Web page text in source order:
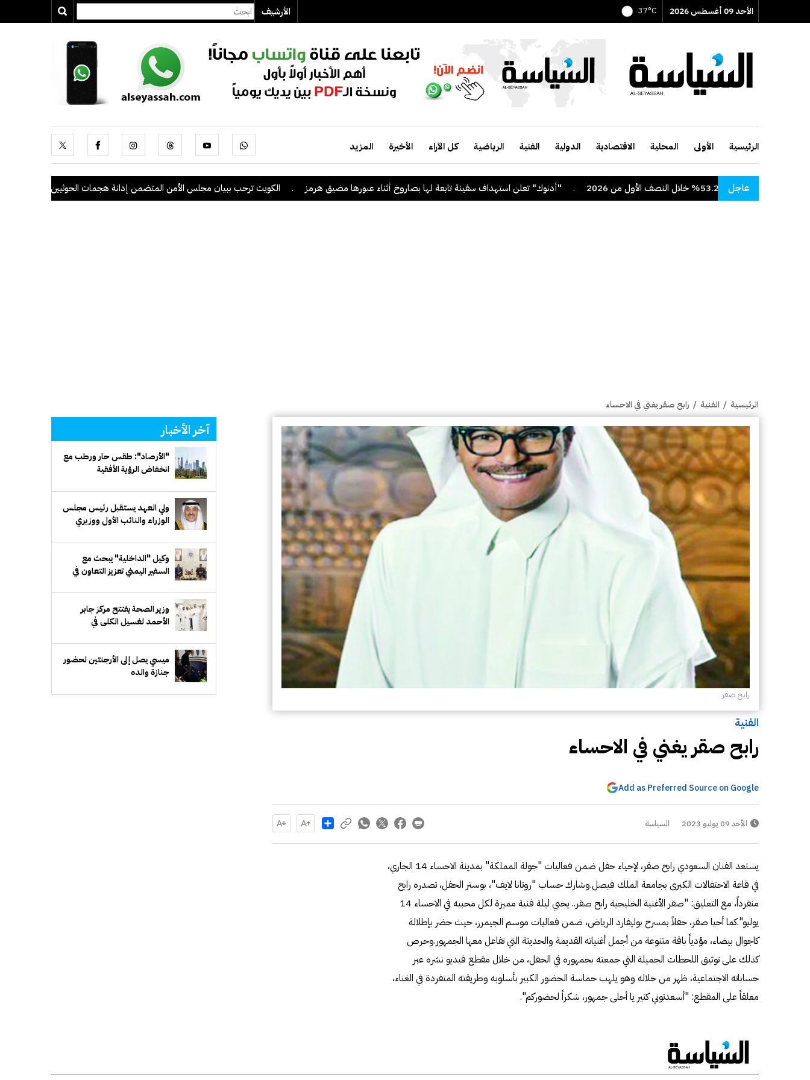
الأحد 09 أغسطس 2026 37°C الأرشيف
الرئيسية الأولى المحلية الاقتصادية الدولية الفنية الرياضية كل الآراء الأخيرة المزيد
عاجل . "أدنوك" تعلن استهداف سفينة تابعة لها بصاروخ أثناء عبورها مضيق هرمز . الكويت ترحب ببيان مجلس الأمن المتضمن إدانة هجمات الحوثيين على السعودية والسفن
الرئيسية / الفنية / رابح صقر يغني في الاحساء
رابح صقر
الفنية
رابح صقر يغني في الاحساء
Add as Preferred Source on Google
الأحد 09 يوليو 2023 السياسة Share
يستعد الفنان السعودي رابح صقر، لإحياء حفل ضمن فعاليات "جولة المملكة" بمدينة الاحساء 14 الجاري،
في قاعة الاحتفالات الكبرى بجامعة الملك فيصل.وشارك حساب "روتانا لايف"، بوستر الحفل، تصدره رابح
منفرداً، مع التعليق: "صقر الأغنية الخليجية رابح صقر.. يحيي ليلة فنية مميزة لكل محبيه في الاحساء 14
يوليو".كما أحيا صقر، حفلاً بمسرح بوليفارد الرياض، ضمن فعاليات موسم الجيمرز، حيث حضر بإطلالة
كاجوال بيضاء، مؤدياً باقة متنوعة من أجمل أغنياته القديمة والحديثة التي تفاعل معها الجمهور.وحرص
كذلك على توثيق اللحظات الجميلة التي جمعته بجمهوره في الحفل، من خلال مقطع فيديو نشره عبر
حساباته الاجتماعية، ظهر من خلاله وهو يلهب حماسة الحضور الكبير بأسلوبه وطريقته المتفردة في الغناء،
معلقاً على المقطع: "أسعدتوني كثير يا أحلى جمهور، شكراً لحضوركم".
آخر الأخبار
"الأرصاد": طقس حار ورطب مع
انخفاض الرؤية الأفقية
ولي العهد يستقبل رئيس مجلس
الوزراء والنائب الأول ووزيري
وكيل "الداخلية" يبحث مع
السفير اليمني تعزيز التعاون في
‏وزير الصحة يفتتح مركز جابر
الأحمد لغسيل الكلى في
ميسي يصل إلى الأرجنتين لحضور
جنازة والده